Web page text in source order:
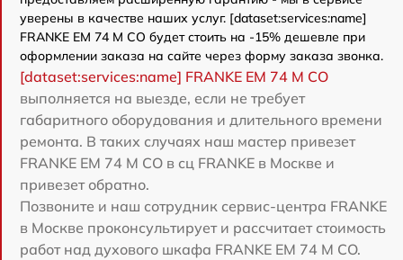
уверены в качестве наших услуг. [dataset:services:name]
FRANKE EM 74 M CO будет стоить на -15% дешевле при
оформлении заказа на сайте через форму заказа звонка.
[dataset:services:name] FRANKE EM 74 M CO
выполняется на выезде, если не требует
габаритного оборудования и длительного времени
ремонта. В таких случаях наш мастер привезет
FRANKE EM 74 M CO в сц FRANKE в Москве и
привезет обратно.
Позвоните и наш сотрудник сервис-центра FRANKE
в Москве проконсультирует и рассчитает стоимость
работ над духового шкафа FRANKE EM 74 M CO.